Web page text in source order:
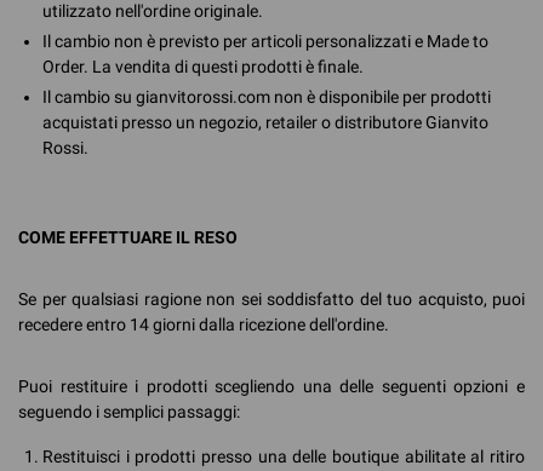
utilizzato nell'ordine originale.
Il cambio non è previsto per articoli personalizzati e Made to
Order. La vendita di questi prodotti è finale.
Il cambio su gianvitorossi.com non è disponibile per prodotti
acquistati presso un negozio, retailer o distributore Gianvito
Rossi.
COME EFFETTUARE IL RESO
Se per qualsiasi ragione non sei soddisfatto del tuo acquisto, puoi
recedere entro 14 giorni dalla ricezione dell'ordine.
Puoi restituire i prodotti scegliendo una delle seguenti opzioni e
seguendo i semplici passaggi:
Restituisci i prodotti presso una delle boutique abilitate al ritiro